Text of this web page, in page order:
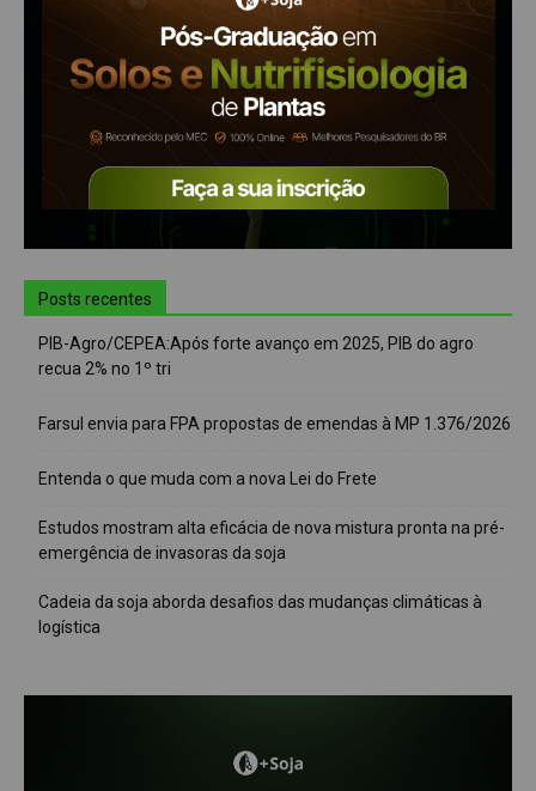
Posts recentes
PIB-Agro/CEPEA:Após forte avanço em 2025, PIB do agro
recua 2% no 1º tri
Farsul envia para FPA propostas de emendas à MP 1.376/2026
Entenda o que muda com a nova Lei do Frete
Estudos mostram alta eficácia de nova mistura pronta na pré-
emergência de invasoras da soja
Cadeia da soja aborda desafios das mudanças climáticas à
logística